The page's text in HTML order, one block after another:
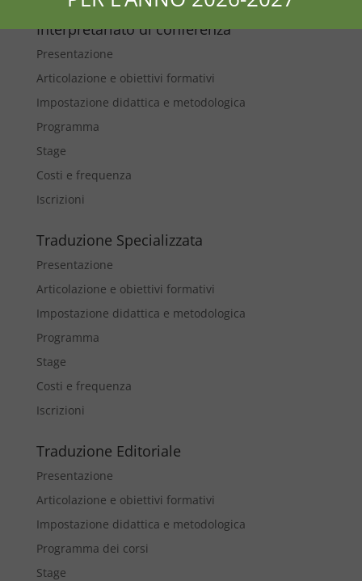
Interpretariato di conferenza
Presentazione
Articolazione e obiettivi formativi
Impostazione didattica e metodologica
Programma
Stage
Costi e frequenza
Iscrizioni
Traduzione Specializzata
Presentazione
Articolazione e obiettivi formativi
Impostazione didattica e metodologica
Programma
Stage
Costi e frequenza
Iscrizioni
Traduzione Editoriale
Presentazione
Articolazione e obiettivi formativi
Impostazione didattica e metodologica
Programma dei corsi
Stage